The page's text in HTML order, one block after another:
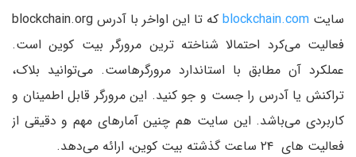
سایت blockchain.com
که تا این اواخر با آدرس blockchain.org
فعالیت می‌کرد احتمالا شناخته ترین مرورگر بیت کوین است.
عملکرد آن مطابق با استاندارد مرورگرهاست. می‌توانید بلاک،
تراکنش یا آدرس را جست و جو کنید. این مرورگر قابل اطمینان و
کاربردی می‌باشد. این سایت هم چنین آمارهای مهم و دقیقی از
فعالیت های ۲۴ ساعت گذشته بیت کوین، ارائه می‌دهد.